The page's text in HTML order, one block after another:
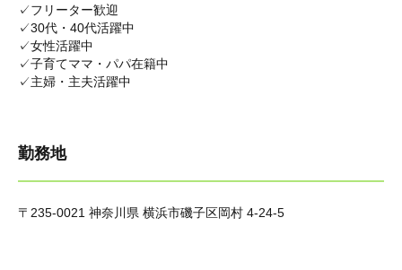
✓フリーター歓迎
✓30代・40代活躍中
✓女性活躍中
✓子育てママ・パパ在籍中
✓主婦・主夫活躍中
勤務地
〒235-0021 神奈川県 横浜市磯子区岡村 4-24-5